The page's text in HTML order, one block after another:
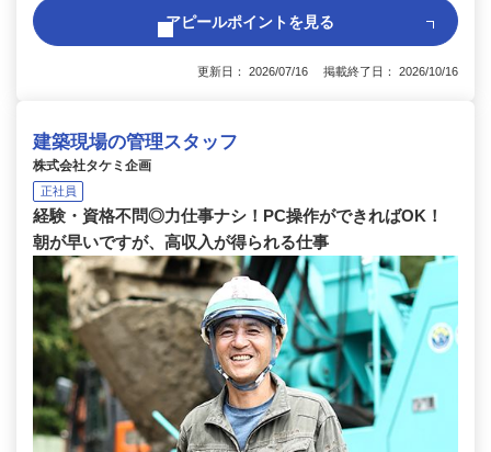
アピールポイントを見る
更新日： 2026/07/16 掲載終了日： 2026/10/16
建築現場の管理スタッフ
株式会社タケミ企画
正社員
経験・資格不問◎力仕事ナシ！PC操作ができればOK！
朝が早いですが、高収入が得られる仕事